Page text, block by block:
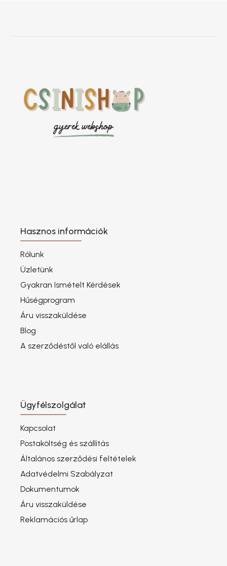
Hasznos információk
Rólunk
Üzletünk
Gyakran Ismételt Kérdések
Hűségprogram
Áru visszaküldése
Blog
A szerződéstől való elállás
Ügyfélszolgálat
Kapcsolat
Postaköltség és szállítás
Általános szerződési feltételek
Adatvédelmi Szabályzat
Dokumentumok
Áru visszaküldése
Reklamációs űrlap